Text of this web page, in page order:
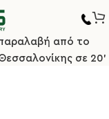
από το
σε 20'
ARTEMIS 18% 4mm